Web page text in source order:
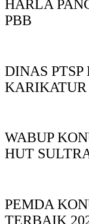
HARLA
PBB
DINAS
KARIKATUR
WABUP
HUT
PEMDA
TERBAIK